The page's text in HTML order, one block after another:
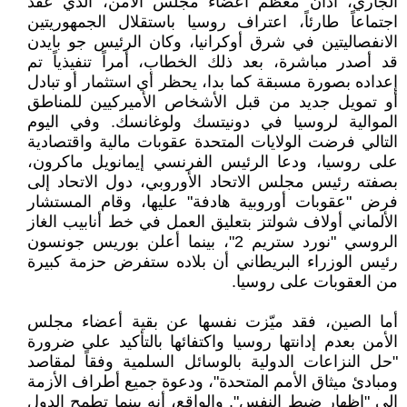
اجتماعاً طارئاً، اعتراف روسيا باستقلال الجمهوريتين
الانفصاليتين في شرق أوكرانيا، وكان الرئيس جو بايدن
قد أصدر مباشرة، بعد ذلك الخطاب، أمراً تنفيذياً تم
إعداده بصورة مسبقة كما بدا، يحظر أي استثمار أو تبادل
أو تمويل جديد من قبل الأشخاص الأميركيين للمناطق
الموالية لروسيا في دونيتسك ولوغانسك. وفي اليوم
التالي فرضت الولايات المتحدة عقوبات مالية واقتصادية
على روسيا، ودعا الرئيس الفرنسي إيمانويل ماكرون،
بصفته رئيس مجلس الاتحاد الأوروبي، دول الاتحاد إلى
فرض "عقوبات أوروبية هادفة" عليها، وقام المستشار
الألماني أولاف شولتز بتعليق العمل في خط أنابيب الغاز
الروسي "نورد ستريم 2"، بينما أعلن بوريس جونسون
رئيس الوزراء البريطاني أن بلاده ستفرض حزمة كبيرة
من العقوبات على روسيا.
أما الصين، فقد ميّزت نفسها عن بقية أعضاء مجلس
الأمن بعدم إدانتها روسيا واكتفائها بالتأكيد على ضرورة
"حل النزاعات الدولية بالوسائل السلمية وفقاً لمقاصد
ومبادئ ميثاق الأمم المتحدة"، ودعوة جميع أطراف الأزمة
إلى "إظهار ضبط النفس". والواقع، أنه بينما تطمح الدول